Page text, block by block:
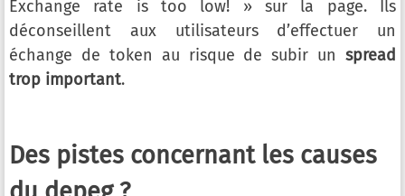
Exchange rate is too low! » sur la page. Ils
déconseillent aux utilisateurs d’effectuer un
échange de token au risque de subir un spread
trop important.
Des pistes concernant les causes